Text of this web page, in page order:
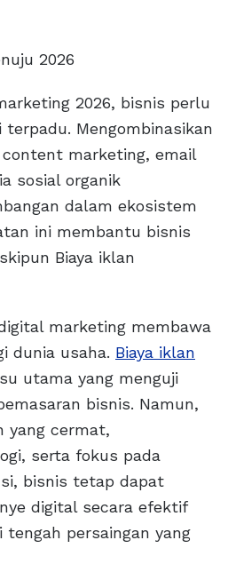
2026
2026, bisnis perlu
Mengombinasikan
content marketing, email
sosial organik
dalam ekosistem
ini membantu bisnis
Biaya iklan
marketing membawa
dunia usaha. Biaya iklan
utama yang menguji
bisnis. Namun,
yang cermat,
serta fokus pada
bisnis tetap dapat
digital secara efektif
persaingan yang